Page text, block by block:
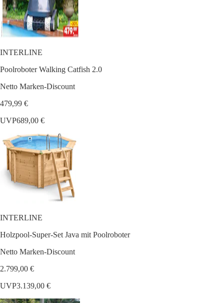
INTERLINE
Poolroboter Walking Catfish 2.0
Netto Marken-Discount
479,99 €
UVP689,00 €
INTERLINE
Holzpool-Super-Set Java mit Poolroboter
Netto Marken-Discount
2.799,00 €
UVP3.139,00 €